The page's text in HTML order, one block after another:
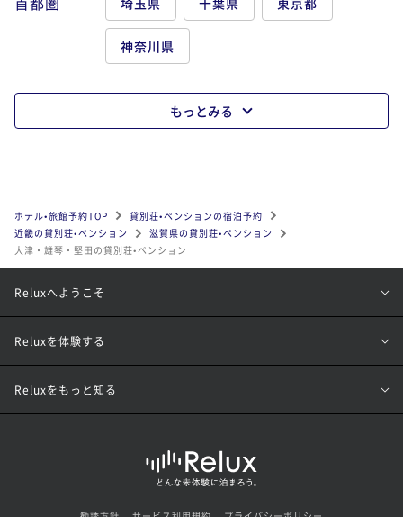
神奈川県
もっとみる
ホテル•旅館予約TOP
貸別荘•ペンションの宿泊予約
近畿の貸別荘•ペンション
滋賀県の貸別荘•ペンション
大津・雄琴・堅田の貸別荘•ペンション
Reluxへようこそ
Reluxを体験する
Reluxをもっと知る